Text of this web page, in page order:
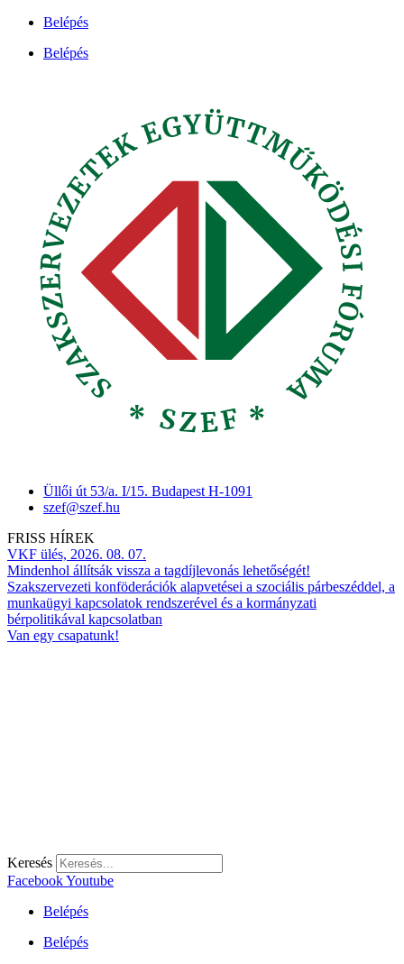
Ugrás
tartalomhoz
Belépés
Belépés
Üllői út 53/a. I/15. Budapest H-1091
szef@szef.hu
FRISS HÍREK
VKF ülés, 2026. 08. 07.
Mindenhol állítsák vissza a tagdíjlevonás lehetőségét!
Szakszervezeti konföderációk alapvetései a szociális párbeszéddel, a
munkaügyi kapcsolatok rendszerével és a kormányzati
bérpolitikával kapcsolatban
Van egy csapatunk!
Keresés
FacebookYoutube
Belépés
Belépés